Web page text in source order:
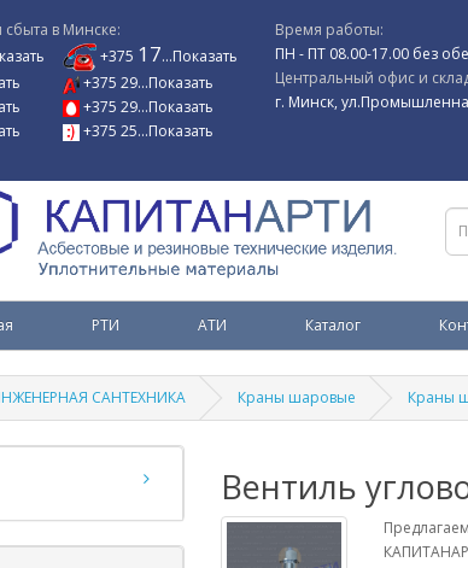
сбыта в Минске:
+375 17...Показать
+375 29...Показать
+375 29...Показать
+375 25...Показать
Время работы:
ПН - ПТ 08.00-17.00 без
Центральный офис и
г. Минск,
РТИ АТИ Каталог
САНТЕХНИКА Краны шаровые Краны
Вентиль